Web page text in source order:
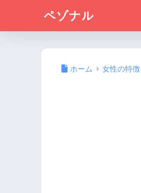
ペゾナル
ホーム 女性の特徴